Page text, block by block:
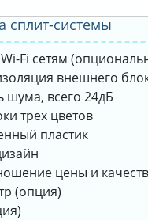
сплит-системы
Fi сетям
внешнего
шума, всего 24дБ
трех цветов
пластик
цены и
(опция)